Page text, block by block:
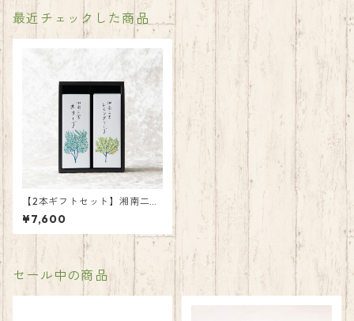
最近チェックした商品
【2本ギフトセット】湘南二宮
オリーブ1本＆レモンオリーブ1
本
¥7,600
セール中の商品